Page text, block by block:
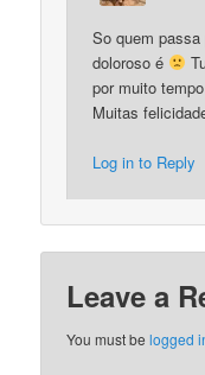
So quem
doloroso é
por muito
Muitas
Log in to Reply
Leave a
You must belogged